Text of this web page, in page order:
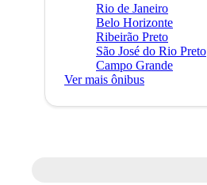
Rio de Janeiro
Belo Horizonte
Ribeirão Preto
São José do Rio Preto
Campo Grande
Ver mais ônibus